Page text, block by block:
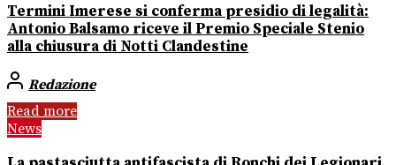
Termini Imerese si conferma presidio di legalità:
Antonio Balsamo riceve il Premio Speciale Stenio
alla chiusura di Notti Clandestine
Redazione
Read more
News